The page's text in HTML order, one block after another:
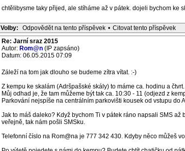
chtělibysme taky přijed, ale stíháme až v pátek. dojeli bychom ke
Volby: Odpovědět na tento příspěvek • Citovat tento příspěvek
Re: Jarní sraz 2015
Autor: Rom@n (IP zapsáno)
Datum: 06.05.2015 07:09
Záleží na tom jak dlouho se budeme zítra vítat. :-)
Z kempu ke skalám (Adršpašské skály) to máme ca. hodinu a čtvrt.
Můj odhad je, že tam můžeme být tak ca. 10:30 - 11 (odjezd z
Parkování nejspíše na centrálním parkovišti kousek od vstupu do
Jak to máš daleko? Když bychom Ti v pátek ráno napsali SMS
veřejně, tak nám pošli SMSku.
Telefonní číslo na Rom@na je 777 342 430. Kdyby něco můžeš